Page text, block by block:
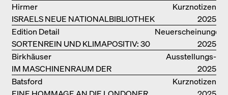
HANDBUCH
Kurznotizen
ISRAELS NEUE NATIONALBIBLIOTHEK
Hirmer
2025
Neuerscheinungen
SORTENREIN UND KLIMAPOSITIV: 30
VORBILDLICHE
HOLZKONSTRUKTIONEN
Edition Detail
2025
Ausstellungs­
kataloge
IM MASCHINENRAUM DER
ARCHITEKTUR
Birkhäuser
2025
Kurznotizen
Batsford